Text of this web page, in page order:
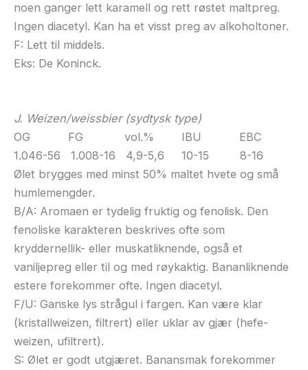
noen ganger lett karamell og rett røstet maltpreg.
Ingen diacetyl. Kan ha et visst preg av alkoholtoner.
F: Lett til middels.
Eks: De Koninck.
J. Weizen/weissbier (sydtysk type)
OG FG vol.% IBU EBC
1.046-56 1.008-16 4,9-5,6 10-15 8-16
Ølet brygges med minst 50% maltet hvete og små
humlemengder.
B/A: Aromaen er tydelig fruktig og fenolisk. Den
fenoliske karakteren beskrives ofte som
kryddernellik- eller muskatliknende, også et
vaniljepreg eller til og med røykaktig. Bananliknende
estere forekommer ofte. Ingen diacetyl.
F/U: Ganske lys strågul i fargen. Kan være klar
(kristallweizen, filtrert) eller uklar av gjær (hefe-
weizen, ufiltrert).
S: Ølet er godt utgjæret. Banansmak forekommer